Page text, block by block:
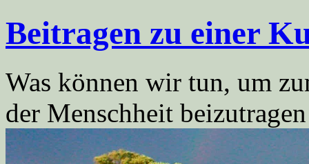
Zum
Inhalt
springen
Beitragen zu einer
Was können wir tun, um
der Menschheit